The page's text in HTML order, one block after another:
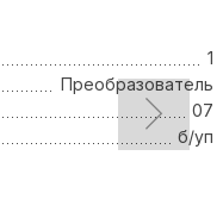
1
Преобразователь
07
б/уп